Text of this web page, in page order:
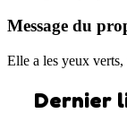
Message du
Elle a les yeux verts,
Dernier